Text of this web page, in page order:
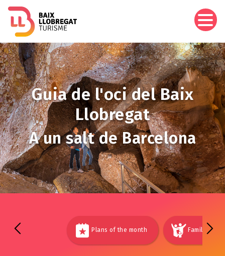
principal
Image
Guia de l'oci del Baix
Llobregat
A un salt de Barcelona
Plans of the month Families